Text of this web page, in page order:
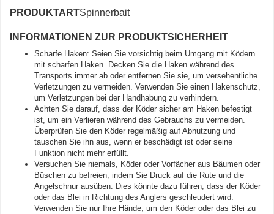
PRODUKTARTSpinnerbait
INFORMATIONEN ZUR PRODUKTSICHERHEIT
Scharfe Haken: Seien Sie vorsichtig beim Umgang mit Ködern
mit scharfen Haken. Decken Sie die Haken während des
Transports immer ab oder entfernen Sie sie, um versehentliche
Verletzungen zu vermeiden. Verwenden Sie einen Hakenschutz,
um Verletzungen bei der Handhabung zu verhindern.
Achten Sie darauf, dass der Köder sicher am Haken befestigt
ist, um ein Verlieren während des Gebrauchs zu vermeiden.
Überprüfen Sie den Köder regelmäßig auf Abnutzung und
tauschen Sie ihn aus, wenn er beschädigt ist oder seine
Funktion nicht mehr erfüllt.
Versuchen Sie niemals, Köder oder Vorfächer aus Bäumen oder
Büschen zu befreien, indem Sie Druck auf die Rute und die
Angelschnur ausüben. Dies könnte dazu führen, dass der Köder
oder das Blei in Richtung des Anglers geschleudert wird.
Verwenden Sie nur Ihre Hände, um den Köder oder das Blei zu